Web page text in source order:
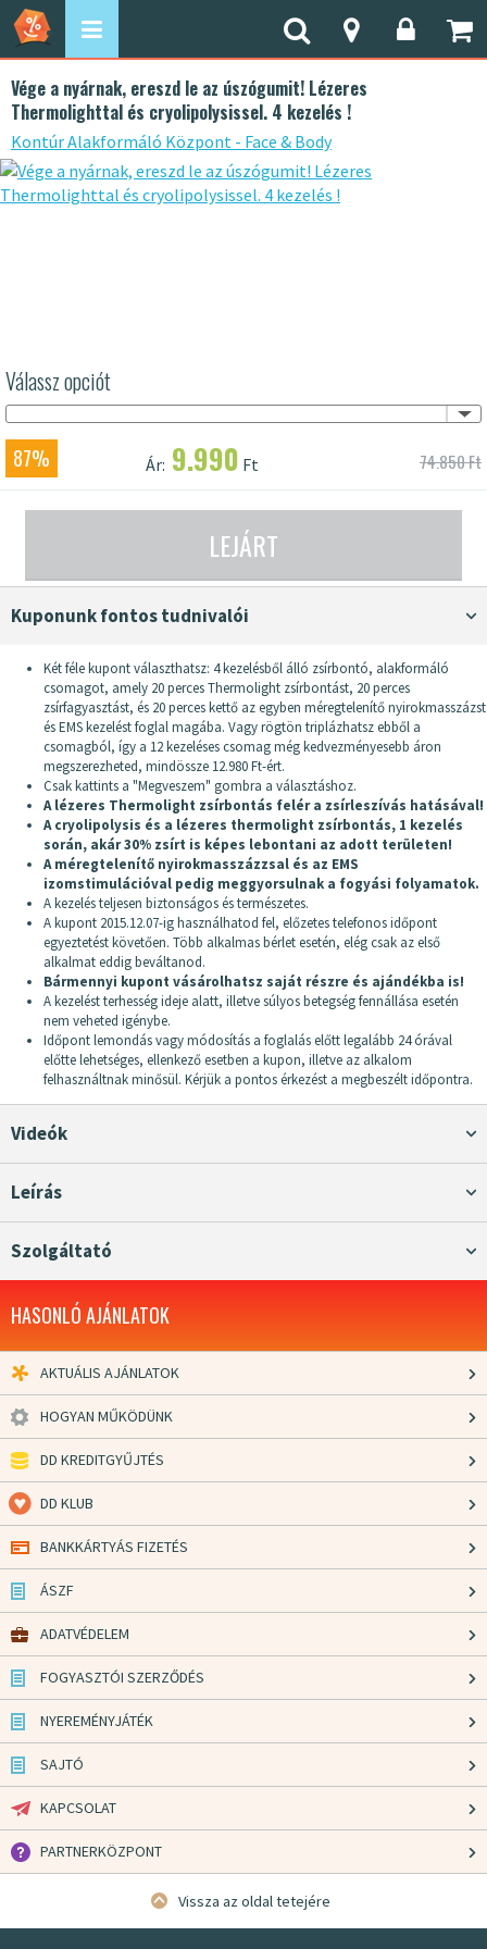
Vége a nyárnak, ereszd le az úszógumit! Lézeres
Thermolighttal és cryolipolysissel. 4 kezelés !
Kontúr Alakformáló Központ - Face & Body
Válassz opciót
87% Ár: 9.990 Ft 74.850 Ft
LEJÁRT
Kuponunk fontos tudnivalói
Két féle kupont választhatsz: 4 kezelésből álló zsírbontó, alakformáló
csomagot, amely 20 perces Thermolight zsírbontást, 20 perces
zsírfagyasztást, és 20 perces kettő az egyben méregtelenítő nyirokmasszázst
és EMS kezelést foglal magába. Vagy rögtön triplázhatsz ebből a
csomagból, így a 12 kezeléses csomag még kedvezményesebb áron
megszerezheted, mindössze 12.980 Ft-ért.
Csak kattints a "Megveszem" gombra a választáshoz.
A lézeres Thermolight zsírbontás felér a zsírleszívás hatásával!
A cryolipolysis és a lézeres thermolight zsírbontás, 1 kezelés
során, akár 30% zsírt is képes lebontani az adott területen!
A méregtelenítő nyirokmasszázzsal és az EMS
izomstimulációval pedig meggyorsulnak a fogyási folyamatok.
A kezelés teljesen biztonságos és természetes.
A kupont 2015.12.07-ig használhatod fel, előzetes telefonos időpont
egyeztetést követően. Több alkalmas bérlet esetén, elég csak az első
alkalmat eddig beváltanod.
Bármennyi kupont vásárolhatsz saját részre és ajándékba is!
A kezelést terhesség ideje alatt, illetve súlyos betegség fennállása esetén
nem veheted igénybe.
Időpont lemondás vagy módosítás a foglalás előtt legalább 24 órával
előtte lehetséges, ellenkező esetben a kupon, illetve az alkalom
felhasználtnak minősül. Kérjük a pontos érkezést a megbeszélt időpontra.
Videók
Leírás
Szolgáltató
HASONLÓ AJÁNLATOK
AKTUÁLIS AJÁNLATOK
HOGYAN MŰKÖDÜNK
DD KREDITGYŰJTÉS
DD KLUB
BANKKÁRTYÁS FIZETÉS
ÁSZF
ADATVÉDELEM
FOGYASZTÓI SZERZŐDÉS
NYEREMÉNYJÁTÉK
SAJTÓ
KAPCSOLAT
PARTNERKÖZPONT
Vissza az oldal tetejére